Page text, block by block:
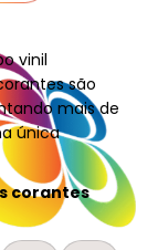
vinil
são
mais de
única
corantes